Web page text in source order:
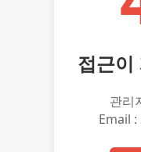
접근이
관리
Email